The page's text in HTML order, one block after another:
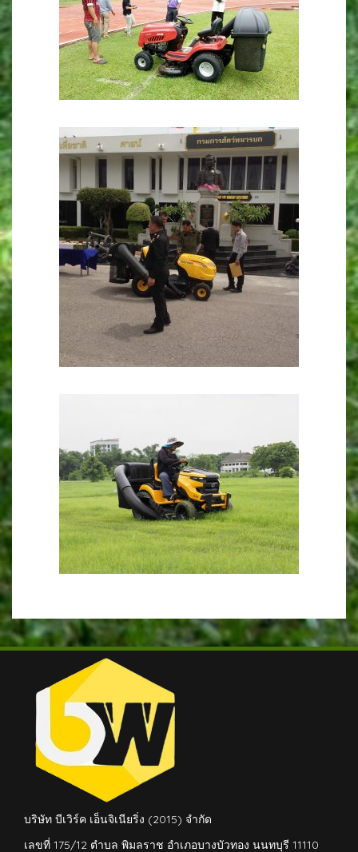
บริษัท บีเวิร์ค เอ็นจิเนียริ่ง (2015) จำกัด
เลขที่ 175/12 ตำบล พิมลราช อำเภอบางบัวทอง นนทบุรี 11110